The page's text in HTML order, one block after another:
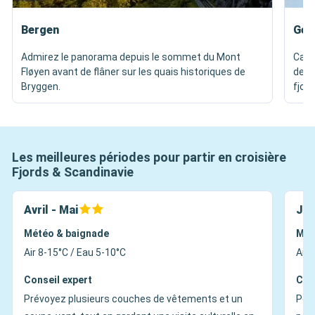
Bergen
Admirez le panorama depuis le sommet du Mont
Fløyen avant de flâner sur les quais historiques de
Bryggen.
Les meilleures périodes pour partir en croisière
Fjords & Scandinavie
Avril - Mai
Météo & baignade
Air 8-15°C / Eau 5-10°C
Conseil expert
Prévoyez plusieurs couches de vêtements et un
Air